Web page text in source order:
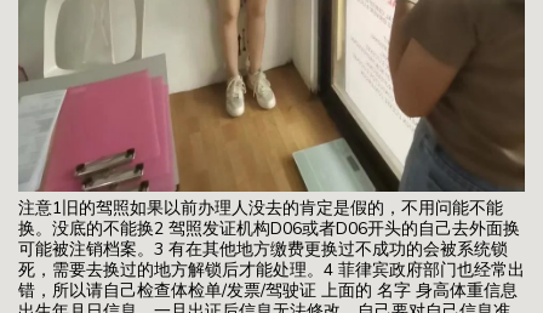
注意1旧的驾照如果以前办理人没去的肯定是假的，不用问能不能
换。没底的不能换2 驾照发证机构D06或者D06开头的自己去外面换
可能被注销档案。3 有在其他地方缴费更换过不成功的会被系统锁
死，需要去换过的地方解锁后才能处理。4 菲律宾政府部门也经常出
错，所以请自己检查体检单/发票/驾驶证 上面的 名字 身高体重信息